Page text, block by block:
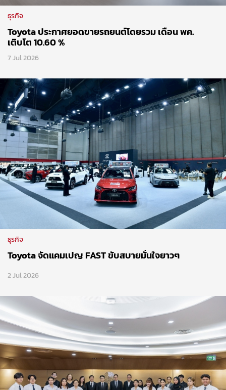
ธุรกิจ
Toyota ประกาศยอดขายรถยนต์โดยรวม เดือน พค.
เติบโต 10.60 %
7 Jul 2026
ธุรกิจ
Toyota จัดแคมเปญ FAST ขับสบายมั่นใจยาวๆ
2 Jul 2026